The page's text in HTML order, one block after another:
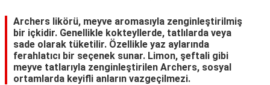
Archers likörü, meyve aromasıyla zenginleştirilmiş
bir içkidir. Genellikle kokteyllerde, tatlılarda veya
sade olarak tüketilir. Özellikle yaz aylarında
ferahlatıcı bir seçenek sunar. Limon, şeftali gibi
meyve tatlarıyla zenginleştirilen Archers, sosyal
ortamlarda keyifli anların vazgeçilmezi.